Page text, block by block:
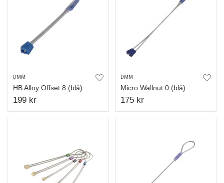
DMM
HB Alloy Offset 8 (blå)
199 kr
DMM
Micro Wallnut 0 (blå)
175 kr